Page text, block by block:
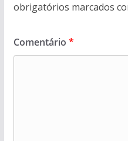
obrigatórios marcados
Comentário *